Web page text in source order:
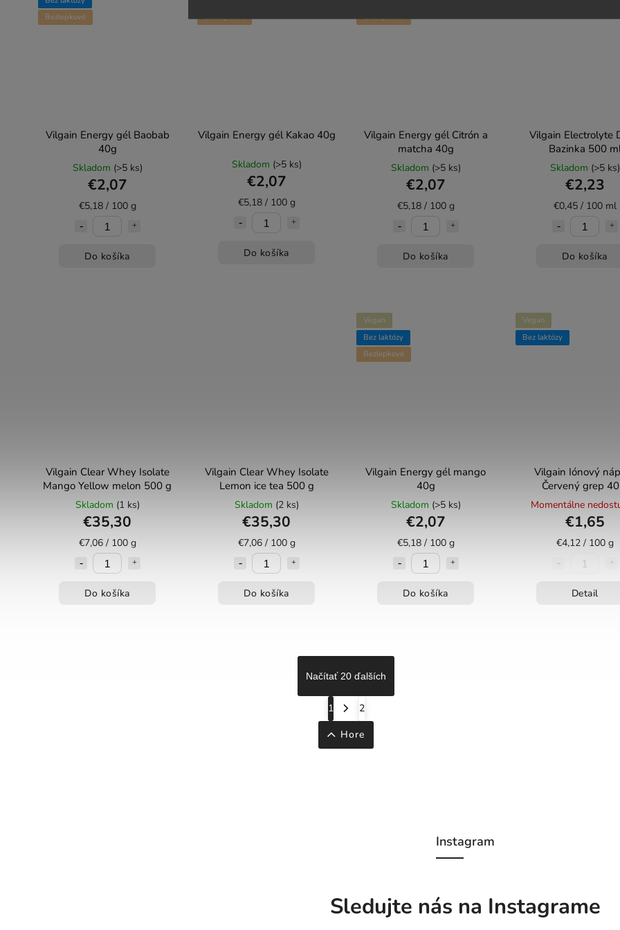
Bezlepkové
Vilgain Energy gél Baobab
40g
Skladom (>5 ks)
€2,07
€5,18 / 100 g
Do košíka
Bezlepkové
Vilgain Energy gél Kakao 40g
Skladom (>5 ks)
€2,07
€5,18 / 100 g
Do košíka
Bezlepkové
Vilgain Energy gél Citrón a
matcha 40g
Skladom (>5 ks)
€2,07
€5,18 / 100 g
Do košíka
Vilgain Electrolyte
Bazinka 500
Skladom (>5 ks)
€2,23
€0,45 / 100 ml
Do košíka
Vilgain Clear Whey Isolate
Mango Yellow melon 500 g
Skladom (1 ks)
€35,30
€7,06 / 100 g
Do košíka
Vilgain Clear Whey Isolate
Lemon ice tea 500 g
Skladom (2 ks)
€35,30
€7,06 / 100 g
Do košíka
Vegan
Bez laktózy
Bezlepkové
Vilgain Energy gél mango
40g
Skladom (>5 ks)
€2,07
€5,18 / 100 g
Do košíka
Vegan
Bez laktózy
Vilgain Iónový
Červený grep
Momentálne
€1,65
€4,12 / 100 g
Detail
Načítať 20 ďalších
1
2
Hore
Instagram
Sledujte nás na Instagrame